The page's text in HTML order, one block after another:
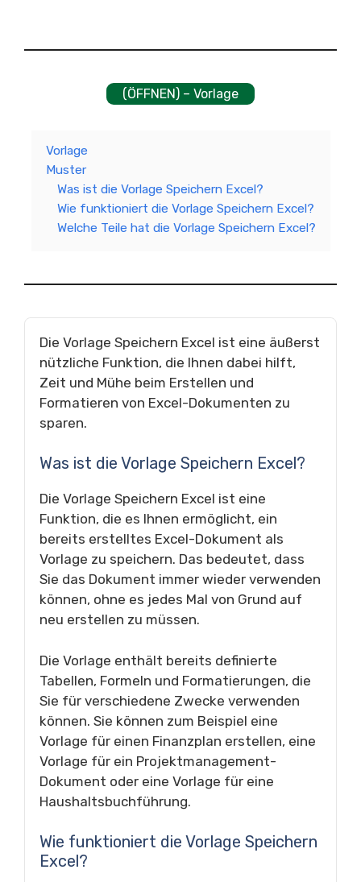
(ÖFFNEN) – Vorlage
Vorlage
Muster
Was ist die Vorlage Speichern Excel?
Wie funktioniert die Vorlage Speichern Excel?
Welche Teile hat die Vorlage Speichern Excel?
Die Vorlage Speichern Excel ist eine äußerst
nützliche Funktion, die Ihnen dabei hilft,
Zeit und Mühe beim Erstellen und
Formatieren von Excel-Dokumenten zu
sparen.
Was ist die Vorlage Speichern Excel?
Die Vorlage Speichern Excel ist eine
Funktion, die es Ihnen ermöglicht, ein
bereits erstelltes Excel-Dokument als
Vorlage zu speichern. Das bedeutet, dass
Sie das Dokument immer wieder verwenden
können, ohne es jedes Mal von Grund auf
neu erstellen zu müssen.
Die Vorlage enthält bereits definierte
Tabellen, Formeln und Formatierungen, die
Sie für verschiedene Zwecke verwenden
können. Sie können zum Beispiel eine
Vorlage für einen Finanzplan erstellen, eine
Vorlage für ein Projektmanagement-
Dokument oder eine Vorlage für eine
Haushaltsbuchführung.
Wie funktioniert die Vorlage Speichern
Excel?